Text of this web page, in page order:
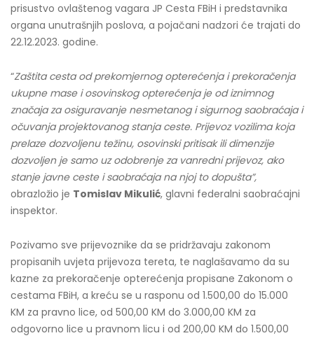
prisustvo ovlaštenog vagara JP Cesta FBiH i predstavnika
organa unutrašnjih poslova, a pojačani nadzori će trajati do
22.12.2023. godine.
“Zaštita cesta od prekomjernog opterećenja i prekoračenja
ukupne mase i osovinskog opterećenja je od iznimnog
značaja za osiguravanje nesmetanog i sigurnog saobraćaja i
očuvanja projektovanog stanja ceste. Prijevoz vozilima koja
prelaze dozvoljenu težinu, osovinski pritisak ili dimenzije
dozvoljen je samo uz odobrenje za vanredni prijevoz, ako
stanje javne ceste i saobraćaja na njoj to dopušta”,
obrazložio je Tomislav Mikulić, glavni federalni saobraćajni
inspektor.
Pozivamo sve prijevoznike da se pridržavaju zakonom
propisanih uvjeta prijevoza tereta, te naglašavamo da su
kazne za prekoračenje opterećenja propisane Zakonom o
cestama FBiH, a kreću se u rasponu od 1.500,00 do 15.000
KM za pravno lice, od 500,00 KM do 3.000,00 KM za
odgovorno lice u pravnom licu i od 200,00 KM do 1.500,00